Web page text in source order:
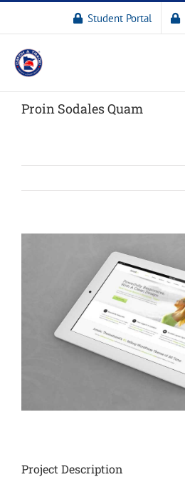
Student Portal
Proin Sodales Quam
Project Description